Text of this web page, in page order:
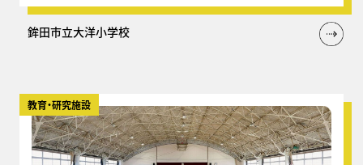
鉾田市立大洋小学校
教育・研究施設